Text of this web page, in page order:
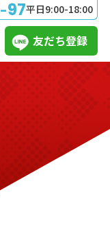
-97平日9:00-18:00
友だち登録